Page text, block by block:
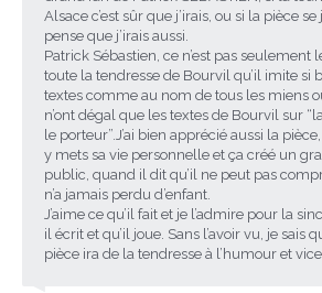
Alsace c’est sûr que j’irais, ou si la pièce se
pense que j’irais aussi.
Patrick Sébastien, ce n’est pas seulement
toute la tendresse de Bourvil qu’il imite si
textes comme au nom de tous les miens
n’ont dégal que les textes de Bourvil sur
le porteur”.J’ai bien apprécié aussi la
y mets sa vie personnelle et ça créé un
public, quand il dit qu’il ne peut pas
n’a jamais perdu d’enfant.
J’aime ce qu’il fait et je l’admire pour la
il écrit et qu’il joue. Sans l’avoir vu, je sais
pièce ira de la tendresse à l’humour et